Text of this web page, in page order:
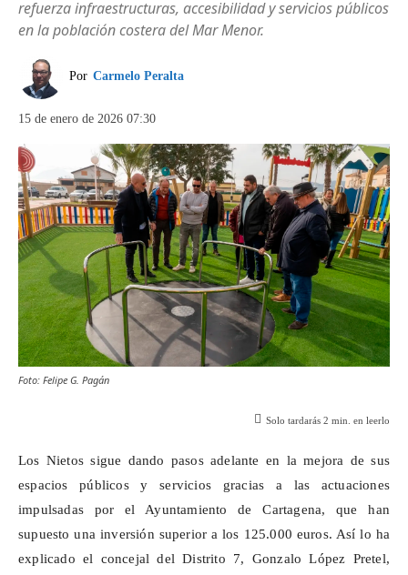
refuerza infraestructuras, accesibilidad y servicios públicos
en la población costera del Mar Menor.
Por Carmelo Peralta
15 de enero de 2026 07:30
Foto: Felipe G. Pagán
Solo tardarás 2 min. en leerlo
Los Nietos sigue dando pasos adelante en la mejora de sus
espacios públicos y servicios gracias a las actuaciones
impulsadas por el Ayuntamiento de Cartagena, que han
supuesto una inversión superior a los 125.000 euros. Así lo ha
explicado el concejal del Distrito 7, Gonzalo López Pretel,